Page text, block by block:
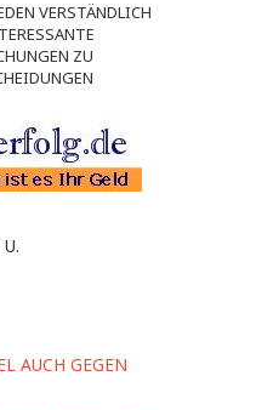
VERSTÄNDLICH
ZU
AUCH GEGEN